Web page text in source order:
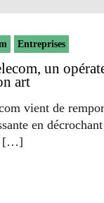
Entreprises
un
art
vient de
en